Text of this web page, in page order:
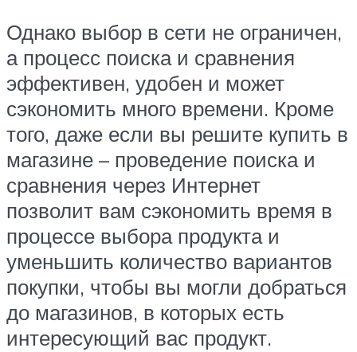
Однако выбор в сети не ограничен,
а процесс поиска и сравнения
эффективен, удобен и может
сэкономить много времени. Кроме
того, даже если вы решите купить в
магазине – проведение поиска и
сравнения через Интернет
позволит вам сэкономить время в
процессе выбора продукта и
уменьшить количество вариантов
покупки, чтобы вы могли добраться
до магазинов, в которых есть
интересующий вас продукт.